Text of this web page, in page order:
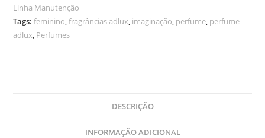
Linha Manutenção
Tags:feminino,fragrâncias adlux, imaginação, perfume, perfume
adlux, Perfumes
DESCRIÇÃO
INFORMAÇÃO ADICIONAL